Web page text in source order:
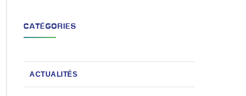
CATÉGORIES
ACTUALITÉS